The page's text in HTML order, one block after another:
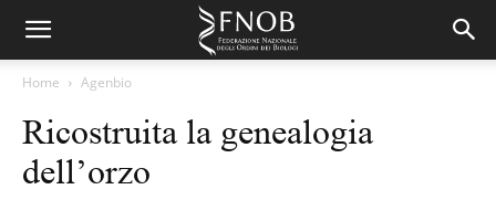
Home Agenbio
Ricostruita la genealogia
dell’orzo